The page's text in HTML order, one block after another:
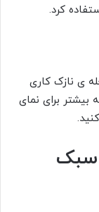
کرد.
ی نازک کاری
برای نمای
سبک